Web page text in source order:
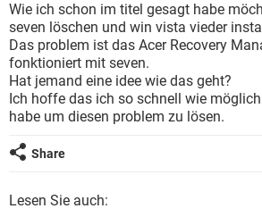
FACEBOOK
WINDOWS 10
WHATSAPP TIKTOK
FACEBOOK
Wie ich schon im titel gesagt habe
seven löschen und win vista vieder
Das problem ist das Acer Recovery
fonktioniert mit seven.
Hat jemand eine idee wie das geht?
Ich hoffe das ich so schnell wie
habe um diesen problem zu lösen.
Share
Lesen Sie auch: